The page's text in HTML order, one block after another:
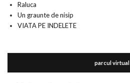
Raluca
Un graunte de nisip
VIATA PE INDELETE
parcul virtual